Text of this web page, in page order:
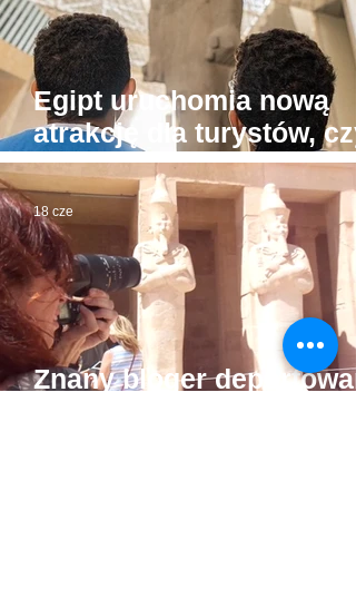
Egipt uruchomia nową
atrakcję dla turystów,
"muzea przy plażach"
Znany bloger
18 cze